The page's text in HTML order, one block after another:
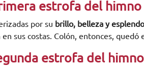
estrofa del
por su brillo, belleza y
sus costas. Colón, entonces, quedó
estrofa del